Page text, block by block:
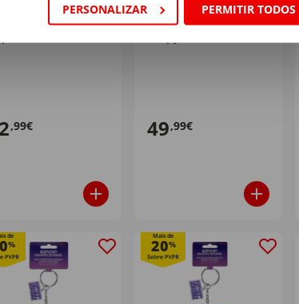
PERSONALIZAR PERMITIR TODOS
- Cacifo K-
,99€
K-Pop - Peluche
49,99€
de
%
Mais de
20%